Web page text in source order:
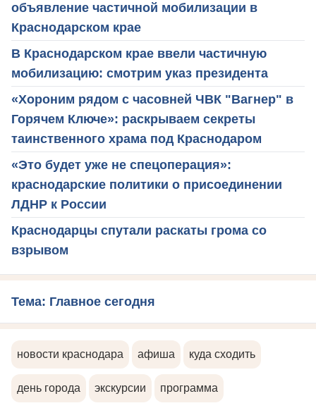
объявление частичной мобилизации в
Краснодарском крае
В Краснодарском крае ввели частичную
мобилизацию: смотрим указ президента
«Хороним рядом с часовней ЧВК "Вагнер" в
Горячем Ключе»: раскрываем секреты
таинственного храма под Краснодаром
«Это будет уже не спецоперация»:
краснодарские политики о присоединении
ЛДНР к России
Краснодарцы спутали раскаты грома со
взрывом
Тема: Главное сегодня
новости краснодара афиша куда сходить
день города экскурсии программа